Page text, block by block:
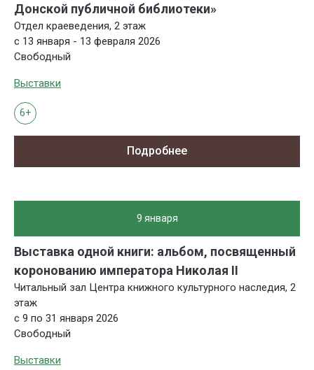
Донской публичной библиотеки»
Отдел краеведения, 2 этаж
с 13 января - 13 февраля 2026
Свободный
Выставки
6+
Подробнее
9 января
Выставка одной книги: альбом, посвященный
коронованию императора Николая II
Читальный зал Центра книжного культурного наследия, 2
этаж
с 9 по 31 января 2026
Свободный
Выставки